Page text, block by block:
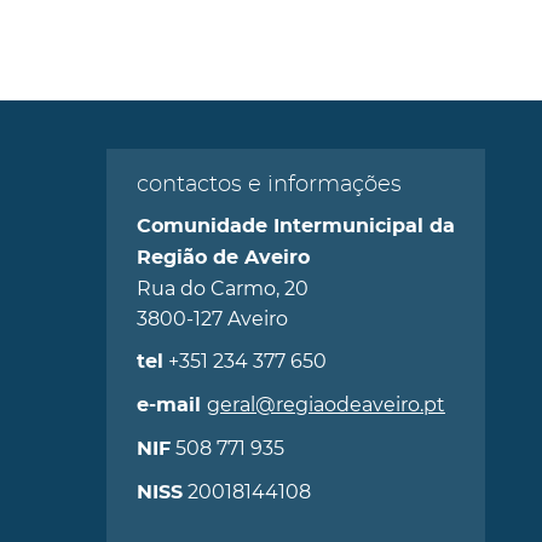
contactos e informações
Comunidade Intermunicipal da
Região de Aveiro
Rua do Carmo, 20
3800-127 Aveiro
tel +351 234 377 650
e-mail geral@regiaodeaveiro.pt
NIF508 771 935
NISS20018144108